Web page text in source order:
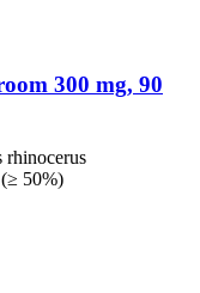
300 mg, 90
rhinocerus
50%)